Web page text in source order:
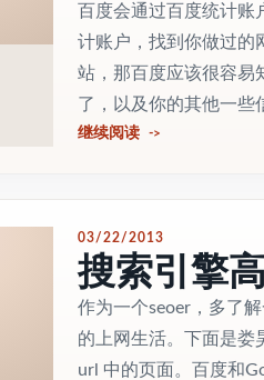
百度会通过百度统计
计账户，找到你做过的
站，那百度应该很容易
了，以及你的其他一些
继续阅读
03/22/2013
搜索引擎
作为一个seoer，多了
的上网生活。下面是娄
url 中的页面。百度和